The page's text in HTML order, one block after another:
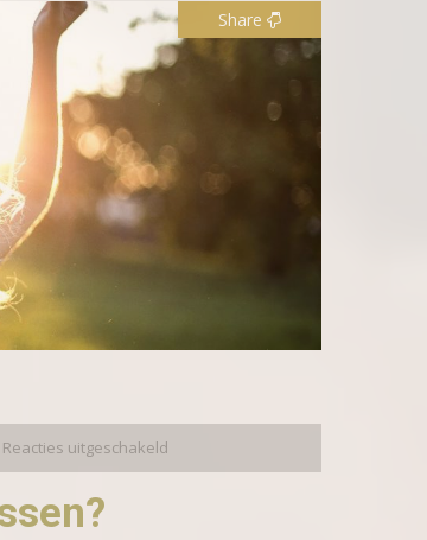
Share
Reacties uitgeschakeld